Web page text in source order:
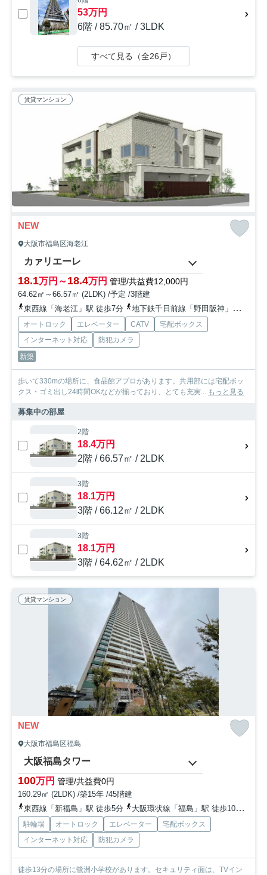
53万円
6階 / 85.70㎡ / 3LDK
すべて見る（全26戸）
賃貸マンション
NEW
大阪市福島区海老江
カァリエーレ
18.1万円～18.4万円 管理/共益費12,000円
64.62㎡～66.57㎡ (2LDK) /予定 /3階建
東西線「海老江」駅 徒歩7分
地下鉄千日前線「野田阪神」駅 徒歩7分
オートロック エレベーター CATV
宅配ボックス
インターネット対応
防犯カメラ
新築
歩いて330mの場所に、食品館アプロがあります。共用部には宅配ボッ
クス・ゴミ出し24時間OKなどが揃っており、とても充実... もっと見る
募集中の部屋
2階
18.4万円
2階 / 66.57㎡ / 2LDK
3階
18.1万円
3階 / 66.12㎡ / 2LDK
3階
18.1万円
3階 / 64.62㎡ / 2LDK
賃貸マンション
NEW
大阪市福島区福島
大阪福島タワー
100万円 管理/共益費0円
160.29㎡ (2LDK) /築15年 /45階建
東西線「新福島」駅 徒歩5分
大阪環状線「福島」駅 徒歩10分
駐輪場 オートロック エレベーター
宅配ボックス
インターネット対応
防犯カメラ
徒歩13分の場所に鷺洲小学校があります。セキュリティ面は、TVイン